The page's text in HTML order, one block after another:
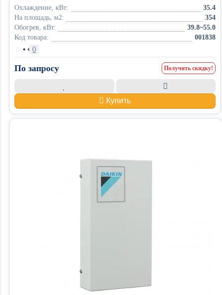
Охлаждение, кВт:
35.4
На площадь, м2:
354
Обогрев, кВт:
39.8~55.0
Код товара:
001838
• 0
По запросу Получить скидку!
Купить